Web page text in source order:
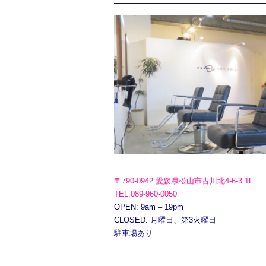
〒790-0942 愛媛県松山市古川北4-6-3 1F
TEL.089-960-0050
OPEN: 9am – 19pm
CLOSED: 月曜日、第3火曜日
駐車場あり